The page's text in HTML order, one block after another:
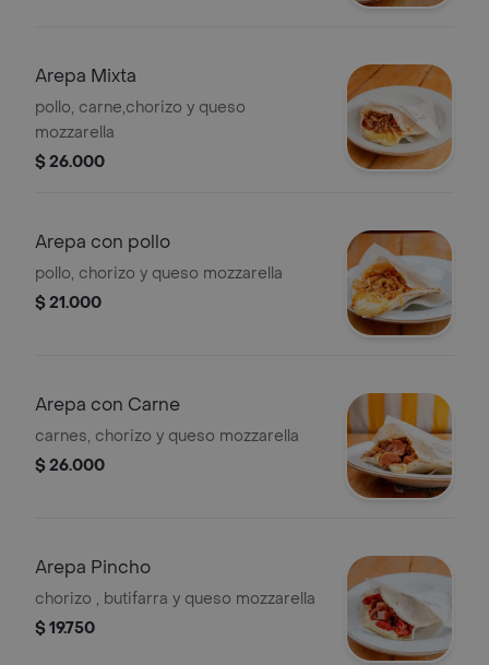
Arepa Mixta
pollo, carne,chorizo y queso
mozzarella
$ 26.000
Arepa con pollo
pollo, chorizo y queso mozzarella
$ 21.000
Arepa con Carne
carnes, chorizo y queso mozzarella
$ 26.000
Arepa Pincho
chorizo , butifarra y queso mozzarella
$ 19.750